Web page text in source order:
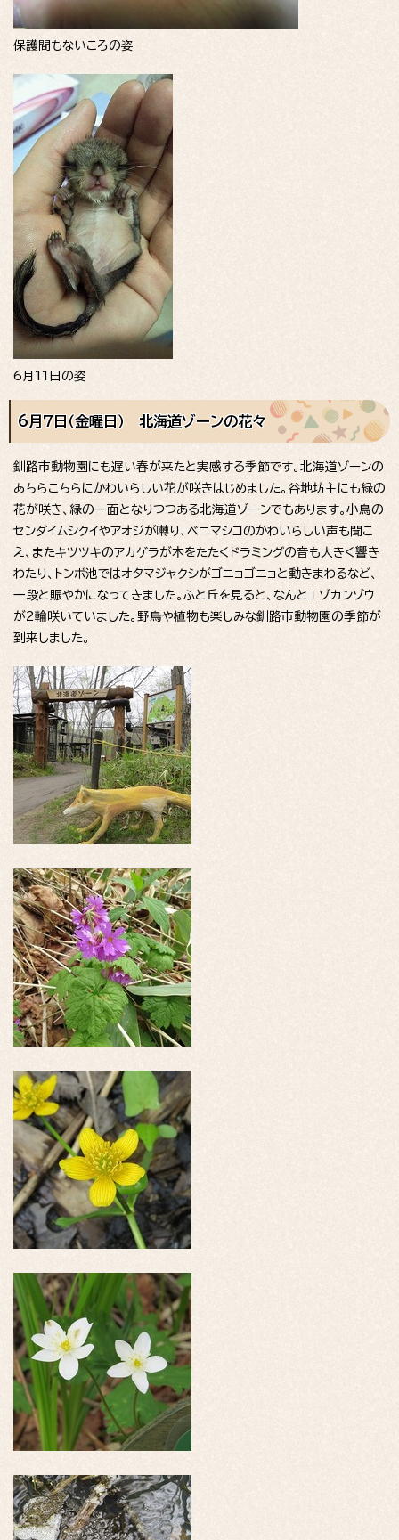
保護間もないころの姿
6月11日の姿
6月7日（金曜日） 北海道ゾーンの花々
釧路市動物園にも遅い春が来たと実感する季節です。北海道ゾーンの
あちらこちらにかわいらしい花が咲きはじめました。谷地坊主にも緑の
花が咲き、緑の一面となりつつある北海道ゾーンでもあります。小鳥の
センダイムシクイやアオジが囀り、ベニマシコのかわいらしい声も聞こ
え、またキツツキのアカゲラが木をたたくドラミングの音も大きく響き
わたり、トンボ池ではオタマジャクシがゴニョゴニョと動きまわるなど、
一段と賑やかになってきました。ふと丘を見ると、なんとエゾカンゾウ
が2輪咲いていました。野鳥や植物も楽しみな釧路市動物園の季節が
到来しました。